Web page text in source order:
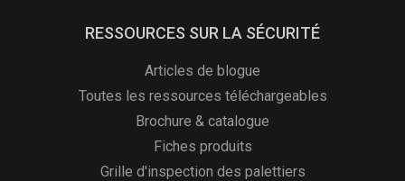
RESSOURCES SUR LA SÉCURITÉ
Articles de blogue
Toutes les ressources téléchargeables
Brochure & catalogue
Fiches produits
Grille d'inspection des palettiers